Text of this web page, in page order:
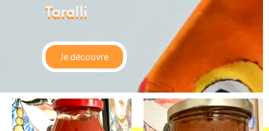
Taralli
Je découvre